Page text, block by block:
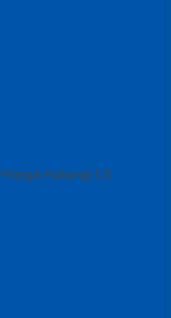
*Harga Hubungi CS